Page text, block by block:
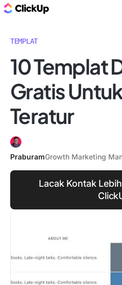
TEMPLAT
10 Templat
Gratis
Teratur
PraburamGrowth Marketing
Lacak Kontak